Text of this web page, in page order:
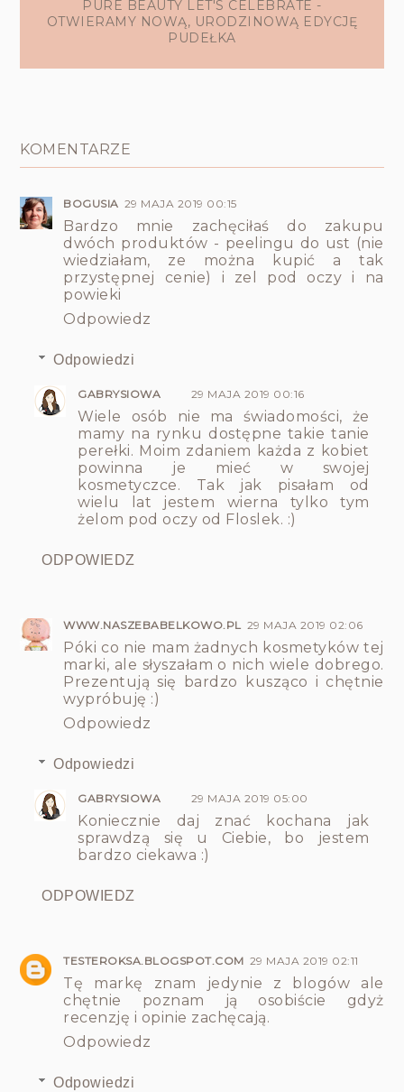
PURE BEAUTY LET'S CELEBRATE -
OTWIERAMY NOWĄ, URODZINOWĄ EDYCJĘ
PUDEŁKA
KOMENTARZE
BOGUSIA 29 MAJA 2019 00:15
Bardzo mnie zachęciłaś do zakupu
dwóch produktów - peelingu do ust (nie
wiedziałam, ze można kupić a tak
przystępnej cenie) i zel pod oczy i na
powieki
Odpowiedz
Odpowiedzi
GABRYSIOWA 29 MAJA 2019 00:16
Wiele osób nie ma świadomości, że
mamy na rynku dostępne takie tanie
perełki. Moim zdaniem każda z kobiet
powinna je mieć w swojej
kosmetyczce. Tak jak pisałam od
wielu lat jestem wierna tylko tym
żelom pod oczy od Floslek. :)
ODPOWIEDZ
WWW.NASZEBABELKOWO.PL 29 MAJA 2019 02:06
Póki co nie mam żadnych kosmetyków tej
marki, ale słyszałam o nich wiele dobrego.
Prezentują się bardzo kusząco i chętnie
wypróbuję :)
Odpowiedz
Odpowiedzi
GABRYSIOWA 29 MAJA 2019 05:00
Koniecznie daj znać kochana jak
sprawdzą się u Ciebie, bo jestem
bardzo ciekawa :)
ODPOWIEDZ
TESTEROKSA.BLOGSPOT.COM 29 MAJA 2019 02:11
Tę markę znam jedynie z blogów ale
chętnie poznam ją osobiście gdyż
recenzję i opinie zachęcają.
Odpowiedz
Odpowiedzi